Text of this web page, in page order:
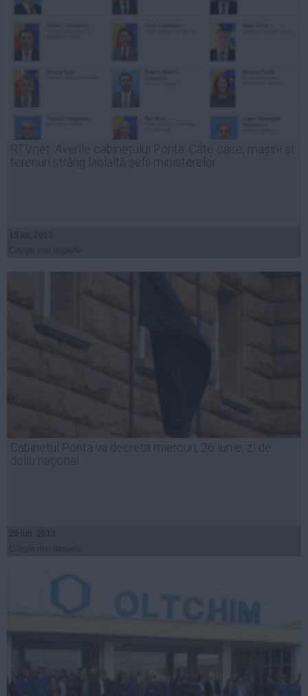
RTV.net: Averile cabinetului Ponta. Câte case, maşini şi
terenuri strâng laolaltă şefii ministerelor
15 iul, 2013
Cabinetul Ponta va decreta miercuri, 26 iunie, zi de
doliu naţional
25 iun, 2013